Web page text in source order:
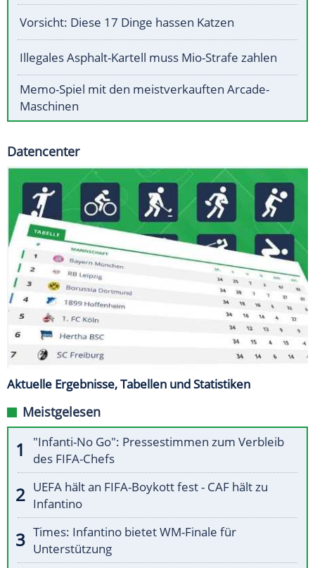
Vorsicht: Diese 17 Dinge hassen Katzen
Illegales Asphalt-Kartell muss Mio-Strafe zahlen
Memo-Spiel mit den meistverkauften Arcade-
Maschinen
Datencenter
Aktuelle Ergebnisse, Tabellen und Statistiken
Meistgelesen
"Infanti-No Go": Pressestimmen zum Verbleib
des FIFA-Chefs
UEFA hält an FIFA-Boykott fest - CAF hält zu
Infantino
Times: Infantino bietet WM-Finale für
Unterstützung